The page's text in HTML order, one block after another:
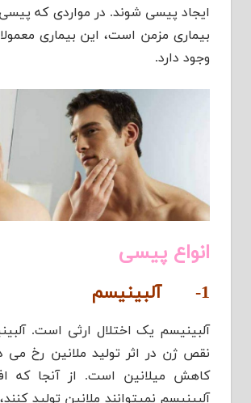
ایجاد پیسی شوند. در مواردی که
بیماری مزمن است، این بیماری معمولا
وجود دارد.
انواع پیسی
1- آلبینیسم
آلبینیسم یک اختلال ارثی است.
نقص ژن در اثر تولید ملانین رخ می
کاهش میلانین است. از آنجا که
آلبینیسم نمیتوانند ملانین تولید